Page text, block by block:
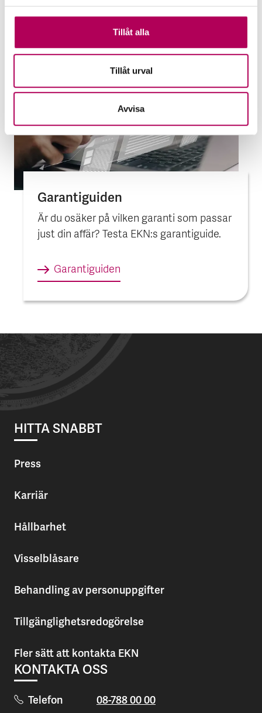
Tillåt alla
Tillåt urval
Avvisa
EKN:s garantier
Garantiguiden
Är du osäker på vilken garanti som passar
just din affär? Testa EKN:s garantiguide.
Garantiguiden
HITTA SNABBT
Press
Karriär
Hållbarhet
Visselblåsare
Behandling av personuppgifter
Tillgänglighetsredogörelse
Fler sätt att kontakta EKN
KONTAKTA OSS
Telefon 08-788 00 00